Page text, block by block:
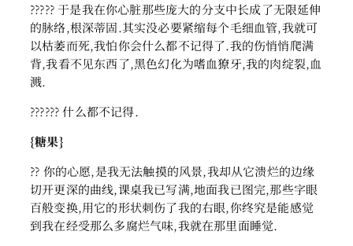
????? 于是我在你心脏那些庞大的分支中长成了无限延伸
的脉络,根深蒂固.其实没必要紧缩每个毛细血管,我就可
以枯萎而死,我怕你会什么都不记得了.我的伤悄悄爬满
背,我看不见东西了,黑色幻化为嗜血獠牙,我的肉绽裂,血
溅.
?????? 什么都不记得.
{糖果}
?? 你的心愿,是我无法触摸的风景,我却从它溃烂的边缘
切开更深的曲线,课桌我已写满,地面我已图完,那些字眼
百般变换,用它的形状刺伤了我的右眼,你终究是能感觉
到我在经受那么多腐烂气味,我就在那里面睡觉.